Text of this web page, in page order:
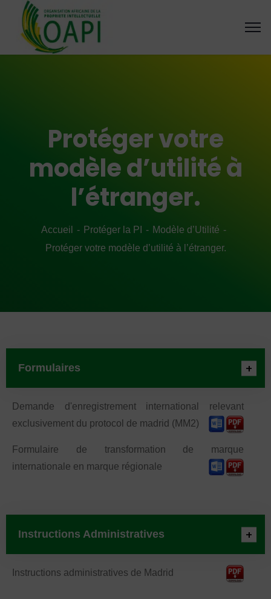
Protéger votre
modèle d’utilité à
l’étranger.
Accueil Protéger la PI
Modèle d’Utilité
Protéger votre modèle d’utilité à l’étranger.
Formulaires
Demande d'enregistrement international relevant
exclusivement du protocol de madrid (MM2)
Formulaire de transformation de marque
internationale en marque régionale
Instructions Administratives
Instructions administratives de Madrid